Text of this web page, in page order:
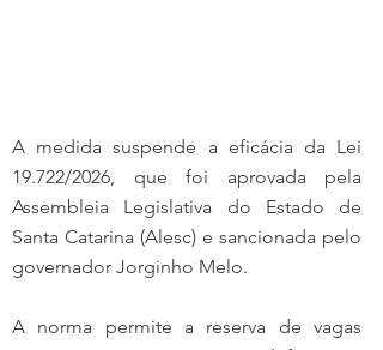
A medida suspende a eficácia da Lei
19.722/2026, que foi aprovada pela
Assembleia Legislativa do Estado de
Santa Catarina (Alesc) e sancionada pelo
governador Jorginho Melo.
A norma permite a reserva de vagas